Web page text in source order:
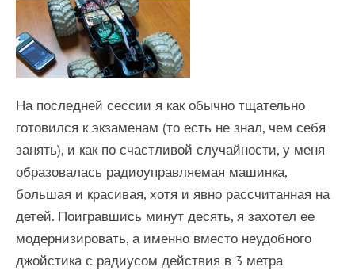
На последней сессии я как обычно тщательно
готовился к экзаменам (то есть не знал, чем себя
занять), и как по счастливой случайности, у меня
образовалась радиоуправляемая машинка,
большая и красивая, хотя и явно рассчитанная на
детей. Поигравшись минут десять, я захотел ее
модернизировать, а именно вместо неудобного
джойстика с радиусом действия в 3 метра